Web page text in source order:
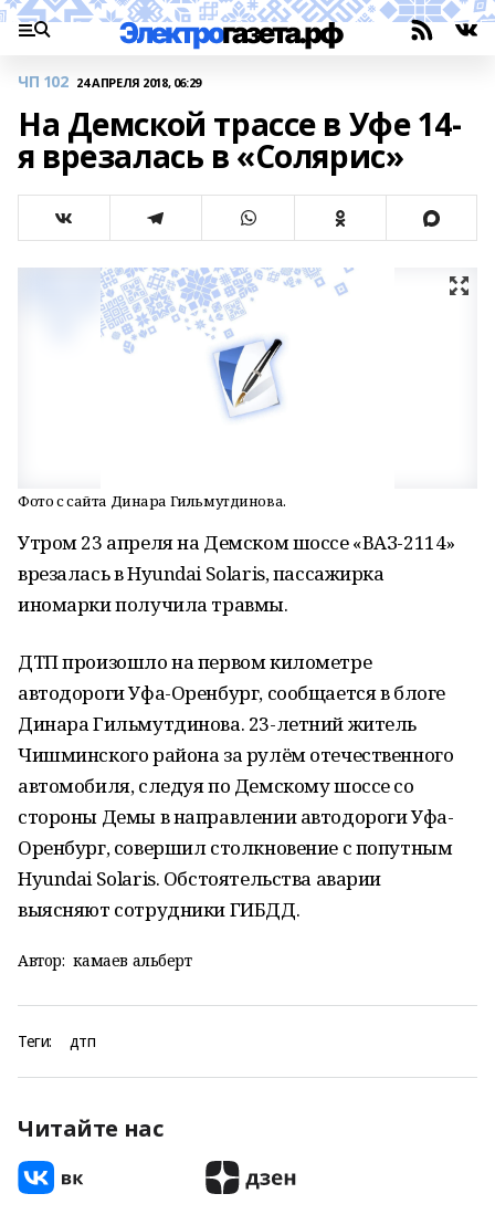
ЧП 102 24 АПРЕЛЯ 2018, 06:29
На Демской трассе в Уфе 14-
я врезалась в «Солярис»
Фото с сайта Динара Гильмутдинова.
Утром 23 апреля на Демском шоссе «ВАЗ-2114»
врезалась в Hyundai Solaris, пассажирка
иномарки получила травмы.
ДТП произошло на первом километре
автодороги Уфа-Оренбург, сообщается в блоге
Динара Гильмутдинова. 23-летний житель
Чишминского района за рулём отечественного
автомобиля, следуя по Демскому шоссе со
стороны Демы в направлении автодороги Уфа-
Оренбург, совершил столкновение с попутным
Hyundai Solaris. Обстоятельства аварии
выясняют сотрудники ГИБДД.
Автор: камаев альберт
Теги: дтп
Читайте нас